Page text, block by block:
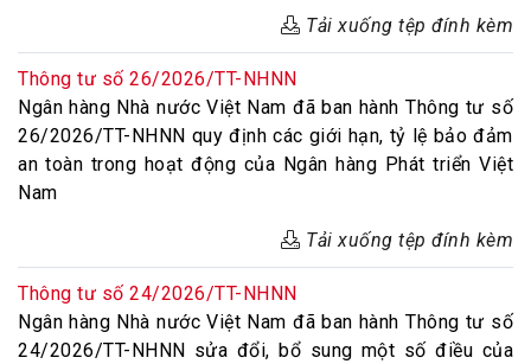
Tải xuống tệp đính kèm
Thông tư số 26/2026/TT-NHNN
Ngân hàng Nhà nước Việt Nam đã ban hành Thông tư số
26/2026/TT-NHNN quy định các giới hạn, tỷ lệ bảo đảm
an toàn trong hoạt động của Ngân hàng Phát triển Việt
Nam
Tải xuống tệp đính kèm
Thông tư số 24/2026/TT-NHNN
Ngân hàng Nhà nước Việt Nam đã ban hành Thông tư số
24/2026/TT-NHNN sửa đổi, bổ sung một số điều của